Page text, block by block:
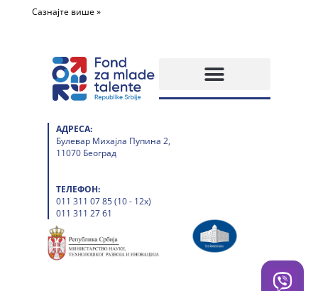
Сазнајте више »
АДРЕСА:
Булевар Михајла Пупина 2,
11070 Београд
ТЕЛЕФОН:
011 311 07 85 (10 - 12х)
011 311 27 61